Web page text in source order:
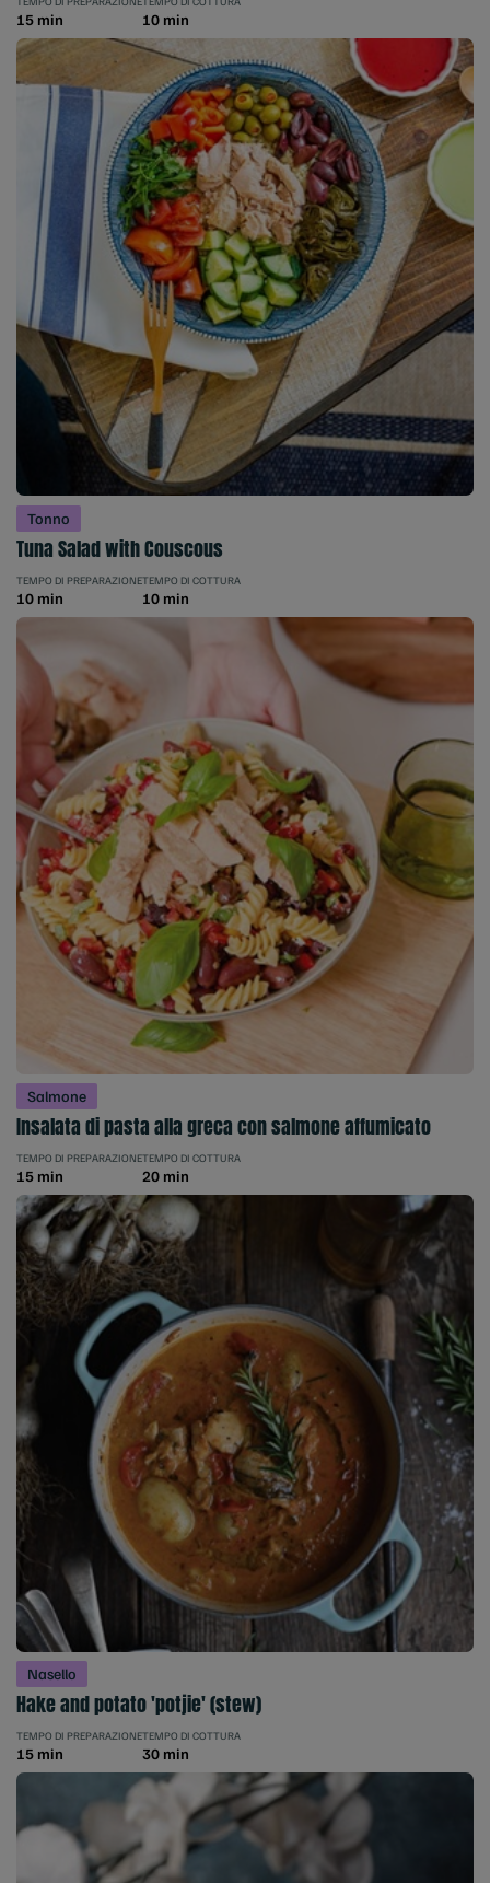
15 min 10 min
Tonno
Tuna Salad with Couscous
TEMPO DI PREPARAZIONE
10 min
TEMPO DI COTTURA
10 min
Salmone
Insalata di pasta alla greca con salmone affumicato
TEMPO DI PREPARAZIONE
15 min
TEMPO DI COTTURA
20 min
Nasello
Hake and potato 'potjie' (stew)
TEMPO DI PREPARAZIONE
15 min
TEMPO DI COTTURA
30 min